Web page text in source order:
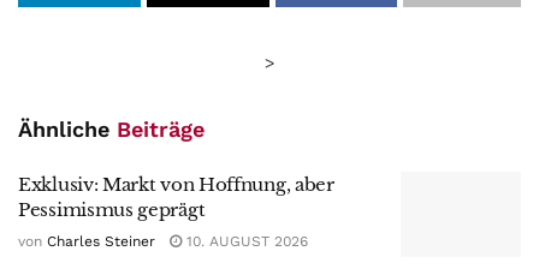
>
Ähnliche Beiträge
Exklusiv: Markt von Hoffnung, aber
Pessimismus geprägt
von Charles Steiner 10. AUGUST 2026